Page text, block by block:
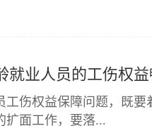
就业人员的工伤权
工伤权益保障问题，既
扩面工作，要落...